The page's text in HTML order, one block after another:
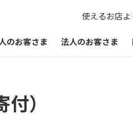
のお客さま 法人のお客さま
使えるお店
）